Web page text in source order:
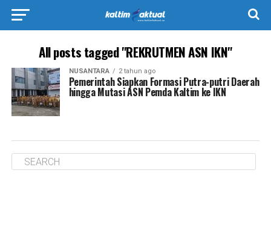
All posts tagged "REKRUTMEN ASN IKN"
NUSANTARA 2 tahun ago
Pemerintah Siapkan Formasi Putra-putri Daerah
hingga Mutasi ASN Pemda Kaltim ke IKN